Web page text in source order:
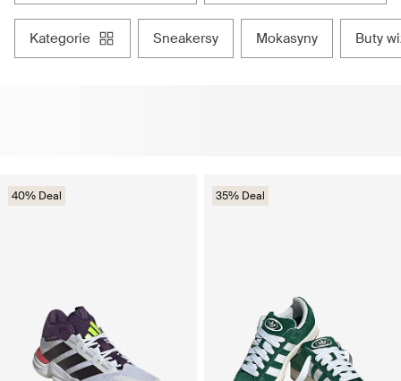
kategorie sneakersy mokasyny buty
40% Deal 35% Deal